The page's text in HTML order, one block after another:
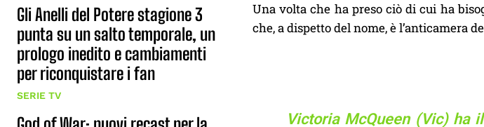
Gli Anelli del Potere stagione 3
punta su un salto temporale, un
prologo inedito e cambiamenti
per riconquistare i fan
SERIE TV
Una volta che ha preso ciò di cui ha
che, a dispetto del nome, è l’anticamera
Victoria McQueen (Vic) ha